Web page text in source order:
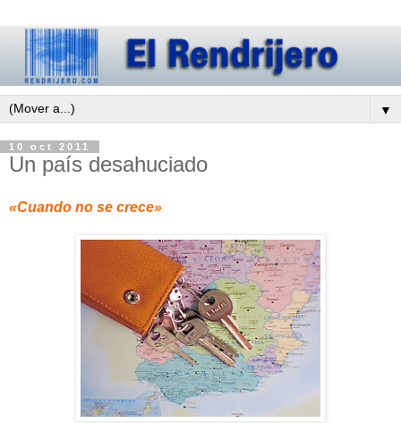
▼
10 oct 2011
Un país desahuciado
«Cuando no se crece»